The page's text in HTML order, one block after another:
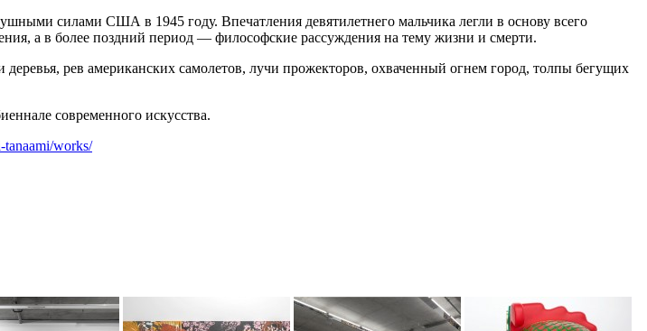
силами США в 1945 году. Впечатления девятилетнего мальчика легли в основу всего
а в более поздний период — философские рассуждения на тему жизни и смерти.
рев американских самолетов, лучи прожекторов, охваченный огнем город, толпы бегущих
современного искусства.
tanaami/works/